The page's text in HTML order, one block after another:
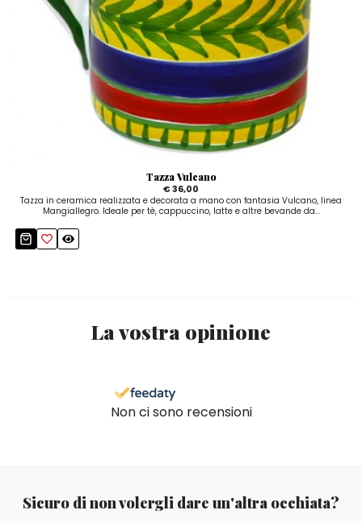
Tazza Vulcano
€ 36,00
Tazza in ceramica realizzata e decorata a mano con fantasia Vulcano, linea
Mangiallegro. Ideale per tè, cappuccino, latte e altre bevande da...
La vostra opinione
Non ci sono recensioni
Sicuro di non volergli dare un'altra occhiata?